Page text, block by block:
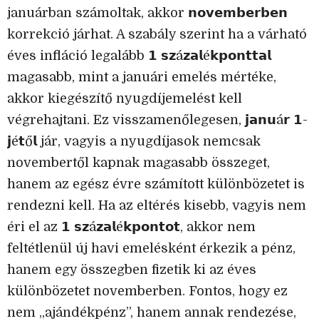
januárban számoltak, akkor 𝗻𝗼𝘃𝗲𝗺𝗯𝗲𝗿𝗯𝗲𝗻
korrekció járhat. A szabály szerint ha a várható
éves infláció legalább 𝟭 𝘀𝘇á𝘇𝗮𝗹é𝗸𝗽𝗼𝗻𝘁𝘁𝗮𝗹
magasabb, mint a januári emelés mértéke,
akkor kiegészítő nyugdíjemelést kell
végrehajtani. Ez visszamenőlegesen, 𝗷𝗮𝗻𝘂á𝗿 𝟭-
𝗷é𝘁ő𝗹 jár, vagyis a nyugdíjasok nemcsak
novembertől kapnak magasabb összeget,
hanem az egész évre számított különbözetet is
rendezni kell. Ha az eltérés kisebb, vagyis nem
éri el az 𝟭 𝘀𝘇á𝘇𝗮𝗹é𝗸𝗽𝗼𝗻𝘁𝗼𝘁, akkor nem
feltétlenül új havi emelésként érkezik a pénz,
hanem egy összegben fizetik ki az éves
különbözetet novemberben. Fontos, hogy ez
nem „ajándékpénz”, hanem annak rendezése,